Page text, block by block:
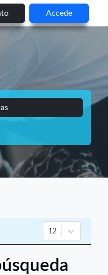
Accede
12